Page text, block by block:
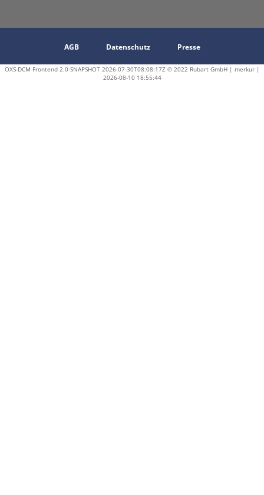
AGB Datenschutz Presse
OXS-DCM Frontend 2.0-SNAPSHOT 2026-07-30T08:08:17Z © 2022 Rubart GmbH | merkur |
2026-08-10 18:55:44